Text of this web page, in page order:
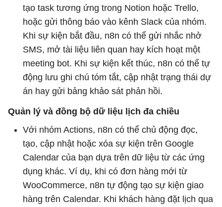
tạo task tương ứng trong Notion hoặc Trello,
hoặc gửi thông báo vào kênh Slack của nhóm.
Khi sự kiện bắt đầu, n8n có thể gửi nhắc nhở
SMS, mở tài liệu liên quan hay kích hoạt một
meeting bot. Khi sự kiện kết thúc, n8n có thể tự
động lưu ghi chú tóm tắt, cập nhật trạng thái dự
án hay gửi bảng khảo sát phản hồi.
Quản lý và đồng bộ dữ liệu lịch đa chiều
Với nhóm Actions, n8n có thể chủ động đọc,
tạo, cập nhật hoặc xóa sự kiện trên Google
Calendar của bạn dựa trên dữ liệu từ các ứng
dụng khác. Ví dụ, khi có đơn hàng mới từ
WooCommerce, n8n tự động tạo sự kiện giao
hàng trên Calendar. Khi khách hàng đặt lịch qua